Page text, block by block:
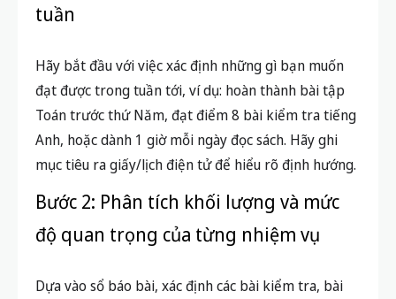
tuần
Hãy bắt đầu với việc xác định những gì bạn muốn
đạt được trong tuần tới, ví dụ: hoàn thành bài tập
Toán trước thứ Năm, đạt điểm 8 bài kiểm tra tiếng
Anh, hoặc dành 1 giờ mỗi ngày đọc sách. Hãy ghi
mục tiêu ra giấy/lịch điện tử để hiểu rõ định hướng.
Bước 2: Phân tích khối lượng và mức
độ quan trọng của từng nhiệm vụ
Dựa vào sổ báo bài, xác định các bài kiểm tra, bài